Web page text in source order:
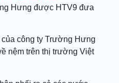
Hưng được HTV9 đưa
công ty Trường Hưng
nệm trên thị trường Việt